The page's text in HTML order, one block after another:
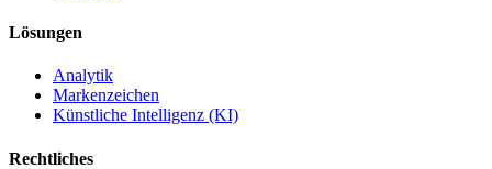
Lösungen
Analytik
Markenzeichen
Künstliche Intelligenz (KI)
Rechtliches